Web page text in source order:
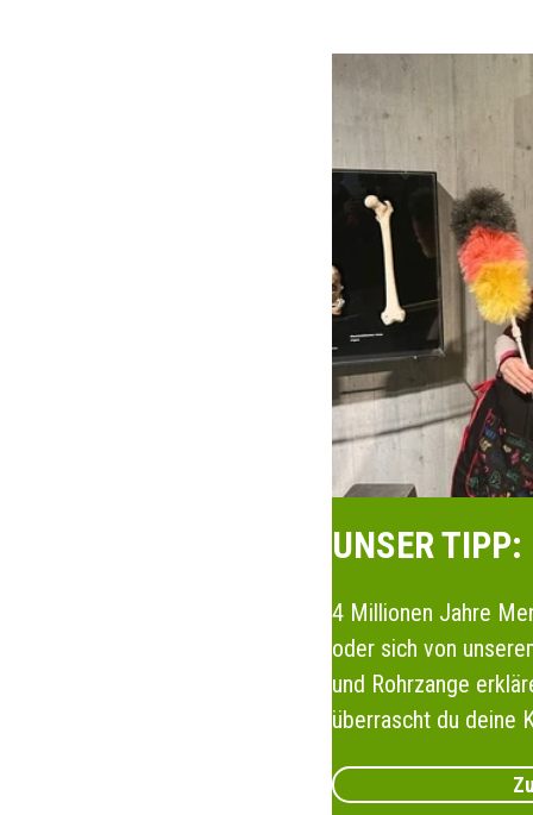
UNSER TIPP:
4 Millionen Jahre
oder sich von
und Rohrzange
überrascht du deine